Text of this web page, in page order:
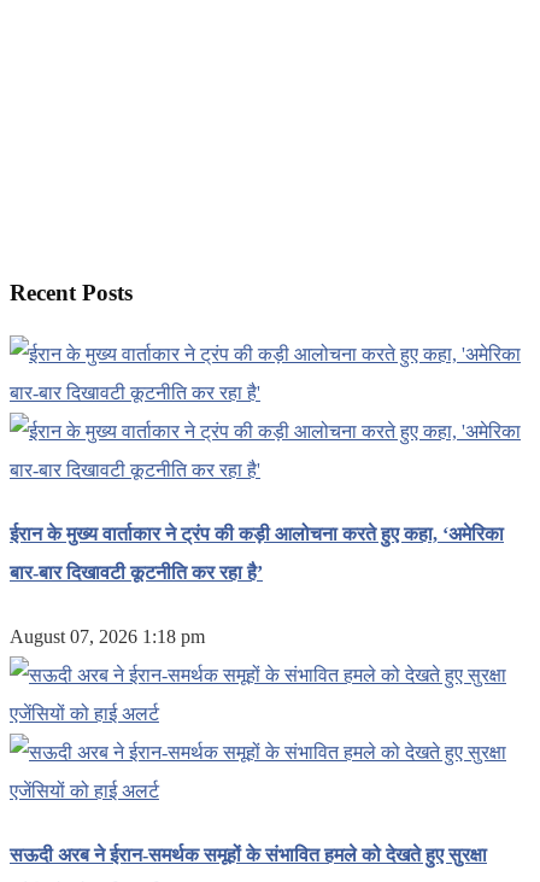
Recent Posts
ईरान के मुख्य वार्ताकार ने ट्रंप की कड़ी आलोचना करते हुए कहा, ‘अमेरिका
बार-बार दिखावटी कूटनीति कर रहा है’
August 07, 2026 1:18 pm
सऊदी अरब ने ईरान-समर्थक समूहों के संभावित हमले को देखते हुए सुरक्षा